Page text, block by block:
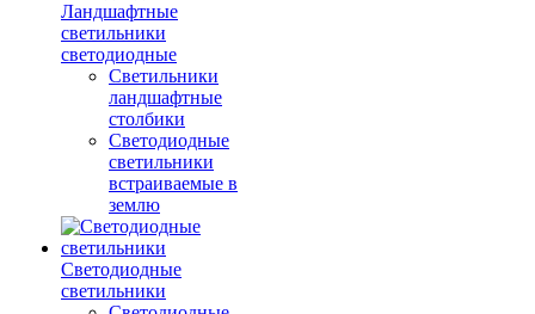
Ландшафтные
светильники
светодиодные
Светильники
ландшафтные
столбики
Светодиодные
светильники
встраиваемые в
землю
Светодиодные
светильники